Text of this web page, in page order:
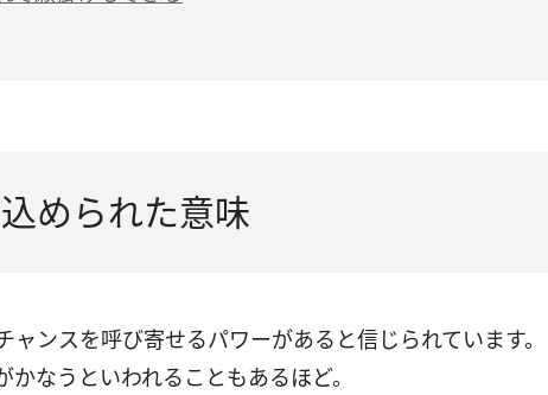
められた意味
ンスを呼び寄せるパワーがあると信じられています。
なうといわれることもあるほど。